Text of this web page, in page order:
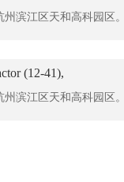
(12-41),